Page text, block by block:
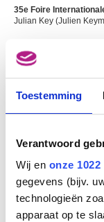
Toestemming
Verantwoord
Wij en onze
gegevens (bijv.
technologieën
apparaat op te
35e Foire
Julian Key (Julien